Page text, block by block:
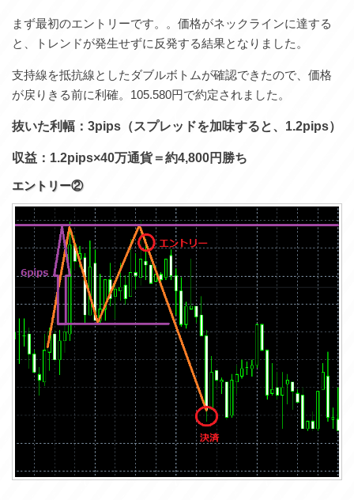
まず最初のエントリーです。。価格がネックラインに達する
と、トレンドが発生せずに反発する結果となりました。
支持線を抵抗線としたダブルボトムが確認できたので、価格
が戻りきる前に利確。105.580円で約定されました。
抜いた利幅：3pips（スプレッドを加味すると、1.2pips）
収益：1.2pips×40万通貨＝約4,800円勝ち
エントリー②